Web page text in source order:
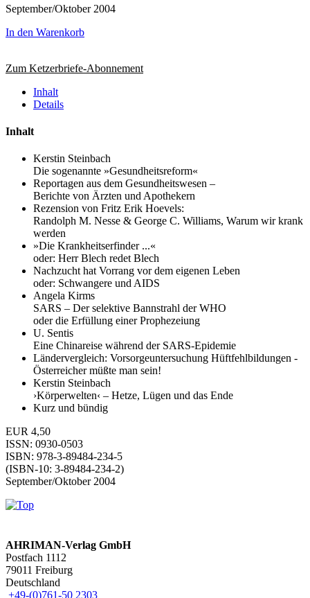
September/Oktober 2004
In den Warenkorb
Zum Ketzerbriefe-Abonnement
Inhalt
Details
Inhalt
Kerstin Steinbach
Die sogenannte »Gesundheitsreform«
Reportagen aus dem Gesundheitswesen –
Berichte von Ärzten und Apothekern
Rezension von Fritz Erik Hoevels:
Randolph M. Nesse & George C. Williams, Warum wir krank
werden
»Die Krankheitserfinder ...«
oder: Herr Blech redet Blech
Nachzucht hat Vorrang vor dem eigenen Leben
oder: Schwangere und AIDS
Angela Kirms
SARS – Der selektive Bannstrahl der WHO
oder die Erfüllung einer Prophezeiung
U. Sentis
Eine Chinareise während der SARS-Epidemie
Ländervergleich: Vorsorgeuntersuchung Hüftfehlbildungen -
Österreicher müßte man sein!
Kerstin Steinbach
›Körperwelten‹ – Hetze, Lügen und das Ende
Kurz und bündig
EUR 4,50
ISSN: 0930-0503
ISBN: 978-3-89484-234-5
(ISBN-10: 3-89484-234-2)
September/Oktober 2004
AHRIMAN-Verlag GmbH
Postfach 1112
79011 Freiburg
Deutschland
+49-(0)761-50 2303